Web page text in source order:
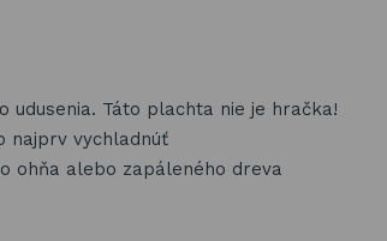
udusenia. Táto plachta nie je hračka!
najprv vychladnúť
ohňa alebo zapáleného dreva